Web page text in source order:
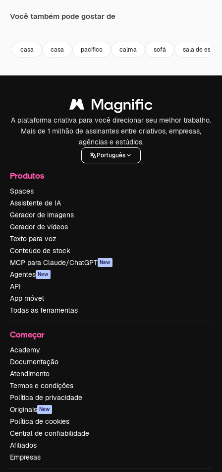
Você também pode gostar de
casa casa pacífico calma sofá sala de estar
A plataforma criativa para você direcionar seu melhor trabalho.
Mais de 1 milhão de assinantes entre criativos, empresas,
agências e estúdios.
Português
Produtos
Spaces
Assistente de IA
Gerador de imagens
Gerador de vídeos
Texto para voz
Conteúdo de stock
MCP para Claude/ChatGPT New
Agentes New
API
App móvel
Todas as ferramentas
Começar
Academy
Documentação
Atendimento
Termos e condições
Política de privacidade
Originais New
Política de cookies
Central de confiabilidade
Afiliados
Empresas